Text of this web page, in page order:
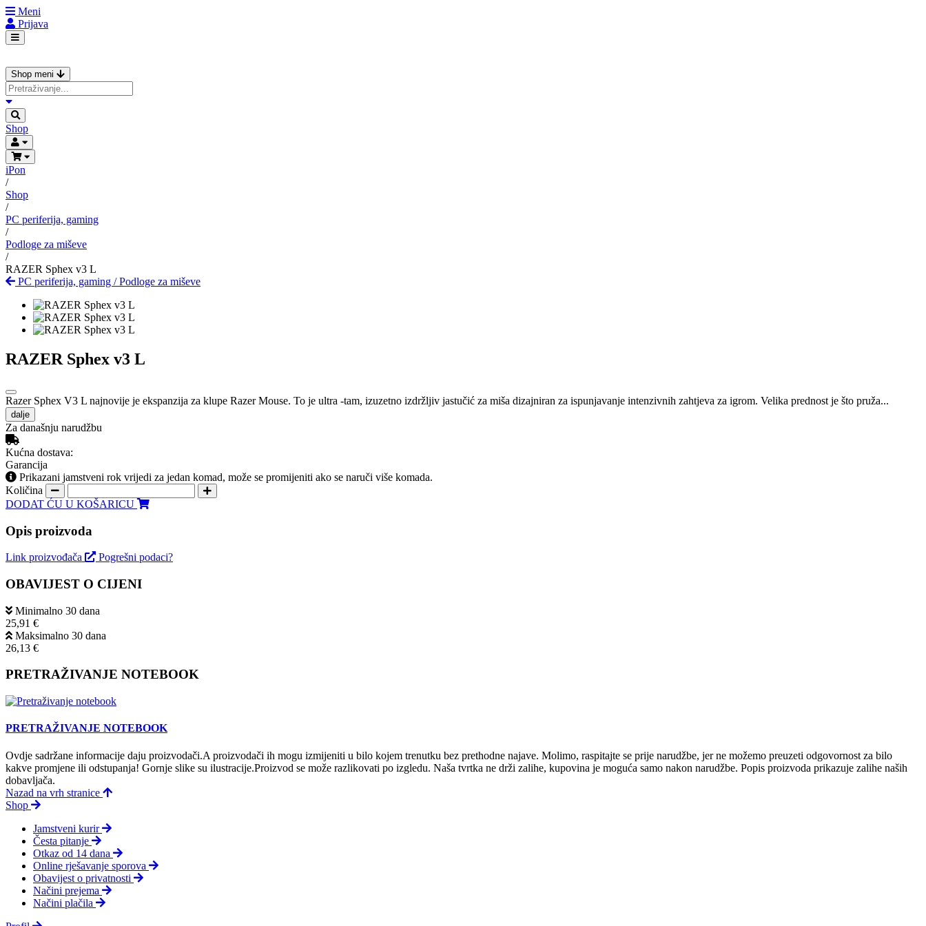
Meni
Prijava
Shop meni
Shop
iPon
/
Shop
/
PC periferija, gaming
/
Podloge za miševe
/
RAZER Sphex v3 L
PC periferija, gaming /Podloge za miševe
RAZER Sphex v3 L
Razer Sphex V3 L najnovije je ekspanzija za klupe Razer Mouse. To je ultra -tam, izuzetno izdržljiv jastučić za miša dizajniran za ispunjavanje intenzivnih zahtjeva za igrom. Velika prednost je što pruža...
dalje
Za današnju narudžbu
Kućna dostava:
Garancija
Prikazani jamstveni rok vrijedi za jedan komad, može se promijeniti ako se naruči više komada.
Količina
DODAT ĆU U KOŠARICU
Opis proizvoda
Link proizvođača Pogrešni podaci?
OBAVIJEST O CIJENI
Minimalno 30 dana
25,91 €
Maksimalno 30 dana
26,13 €
PRETRAŽIVANJE NOTEBOOK
PRETRAŽIVANJE NOTEBOOK
Ovdje sadržane informacije daju proizvodači.A proizvodači ih mogu izmijeniti u bilo kojem trenutku bez prethodne najave. Molimo, raspitajte se prije narudžbe, jer ne možemo preuzeti odgovornost za bilo
kakve promjene ili odstupanja! Gornje slike su ilustracije.Proizvod se može razlikovati po izgledu. Naša tvrtka ne drži zalihe, kupovina je moguća samo nakon narudžbe. Popis proizvoda prikazuje zalihe naših
dobavljača.
Nazad na vrh stranice
Shop
Jamstveni kurir
Česta pitanje
Otkaz od 14 dana
Online rješavanje sporova
Obavijest o privatnosti
Načini prejema
Načini plačila